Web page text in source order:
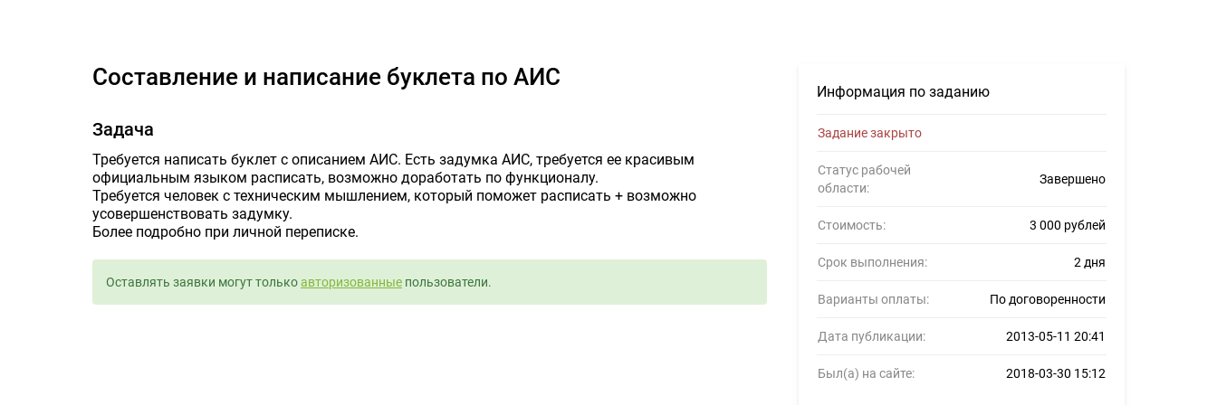
Информация по заданию
Задание закрыто
Статус рабочей
области:
Завершено
Стоимость: 3 000 рублей
Срок выполнения: 2 дня
Варианты оплаты: По договоренности
Дата публикации: 2013-05-11 20:41
Был(а) на сайте: 2018-03-30 15:12
Составление и написание буклета по АИС
Задача
Требуется написать буклет с описанием АИС. Есть задумка АИС, требуется ее красивым
официальным языком расписать, возможно доработать по функционалу.
Требуется человек с техническим мышлением, который поможет расписать + возможно
усовершенствовать задумку.
Более подробно при личной переписке.
Оставлять заявки могут толькоавторизованные пользователи.